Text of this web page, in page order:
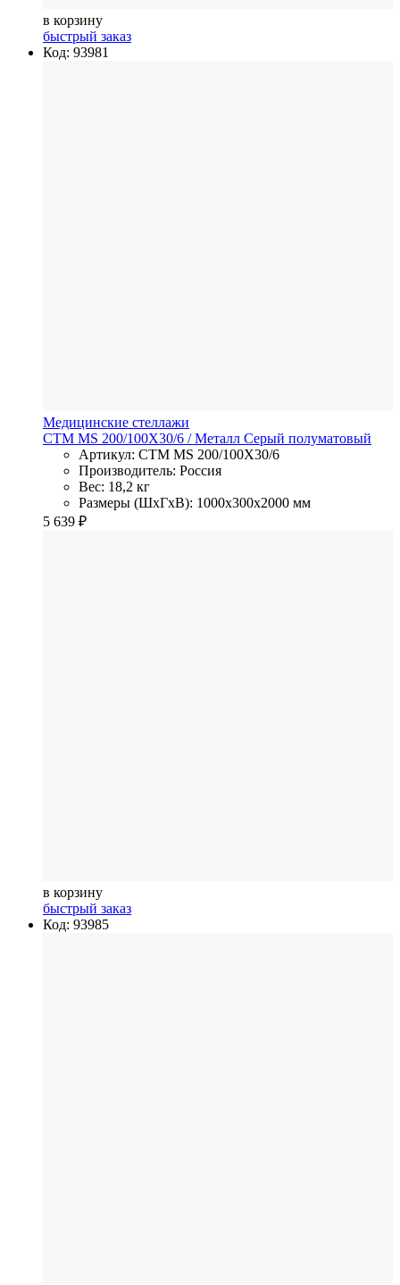
в корзину
быстрый заказ
Код: 93981
Медицинские стеллажи
СТМ MS 200/100Х30/6 / Металл Серый полуматовый
Артикул: СТМ MS 200/100Х30/6
Производитель: Россия
Вес: 18,2 кг
Размеры (ШхГхВ): 1000x300x2000 мм
5 639 ₽
в корзину
быстрый заказ
Код: 93985